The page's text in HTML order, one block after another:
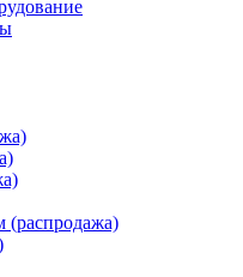
(распродажа)